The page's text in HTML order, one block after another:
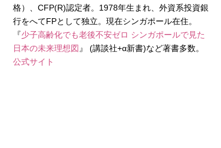
格）、CFP(R)認定者。1978年生まれ、外資系投資銀
行をへてFPとして独立。現在シンガポール在住。
『少子高齢化でも老後不安ゼロ シンガポールで見た
日本の未来理想図 』 (講談社+α新書)など著書多数。
公式サイト